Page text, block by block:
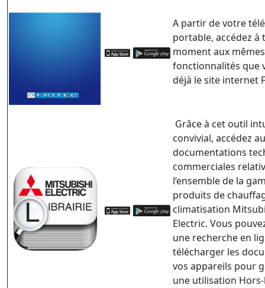
A partir de votre
portable, accédez à
moment aux mêmes
fonctionnalités que
déjà le site internet
Grâce à cet outil
convivial, accédez
documentations
commerciales
l’ensemble de la
produits de
climatisation
Electric. Vous
une recherche en
télécharger les
vos appareils pour
une utilisation